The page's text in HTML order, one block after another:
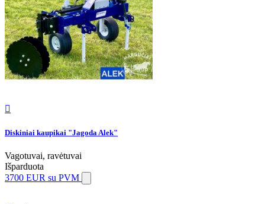

Diskiniai kaupikai "Jagoda Alek"
Vagotuvai, ravėtuvai
Išparduota
3700 EUR su PVM